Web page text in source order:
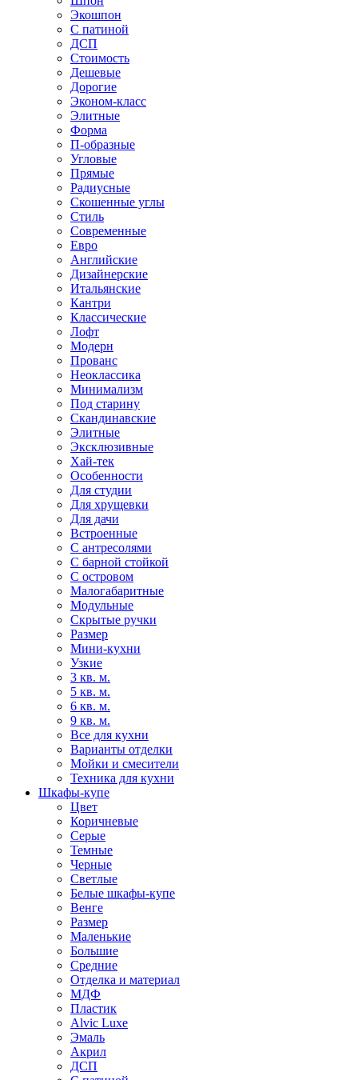
Экошпон
С патиной
ДСП
Стоимость
Дешевые
Дорогие
Эконом-класс
Элитные
Форма
П-образные
Угловые
Прямые
Радиусные
Скошенные углы
Стиль
Современные
Евро
Английские
Дизайнерские
Итальянские
Кантри
Классические
Лофт
Модерн
Прованс
Неоклассика
Минимализм
Под старину
Скандинавские
Элитные
Эксклюзивные
Хай-тек
Особенности
Для студии
Для хрущевки
Для дачи
Встроенные
С антресолями
С барной стойкой
С островом
Малогабаритные
Модульные
Скрытые ручки
Размер
Мини-кухни
Узкие
3 кв. м.
5 кв. м.
6 кв. м.
9 кв. м.
Все для кухни
Варианты отделки
Мойки и смесители
Техника для кухни
Шкафы-купе
Цвет
Коричневые
Серые
Темные
Черные
Светлые
Белые шкафы-купе
Венге
Размер
Маленькие
Большие
Средние
Отделка и материал
МДФ
Пластик
Alvic Luxe
Эмаль
Акрил
ДСП